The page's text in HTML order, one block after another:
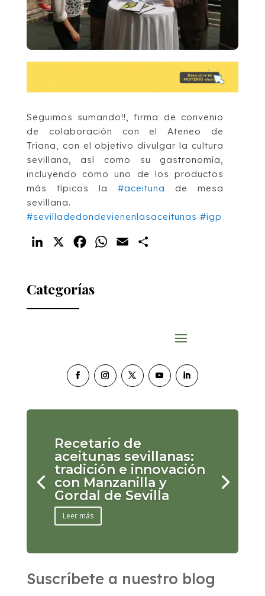
Seguimos sumando!!, firma de convenio
de colaboración con el Ateneo de
Triana, con el objetivo divulgar la cultura
sevillana, así como su gastronomía,
incluyendo como uno de los productos
más típicos la#aceituna
de mesa
sevillana.
#sevilladedondevienenlasaceitunas #igp
LinkedIn FacebookWhatsApp
Email
Categorías
Recetario de
aceitunas sevillanas:
tradición e innovación
con Manzanilla y
Gordal de Sevilla
Leer más
Suscríbete a nuestro blog